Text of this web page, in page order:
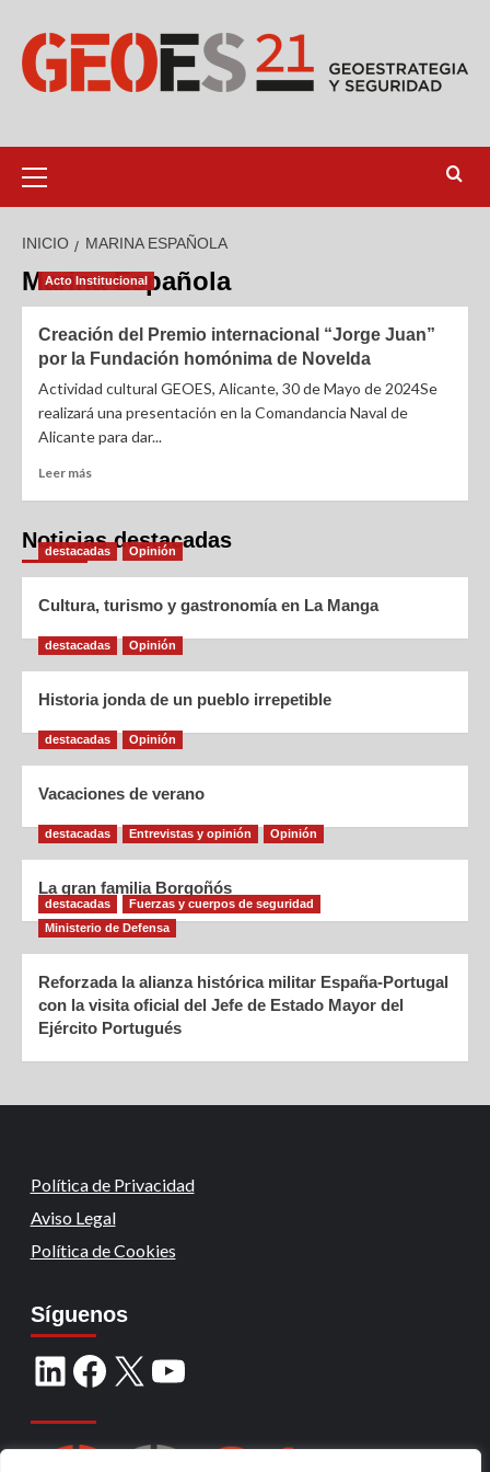
INICIO MARINA ESPAÑOLA
Marina Española
Acto Institucional
Creación del Premio internacional “Jorge Juan”
por la Fundación homónima de Novelda
Actividad cultural GEOES, Alicante, 30 de Mayo de 2024Se
realizará una presentación en la Comandancia Naval de
Alicante para dar...
Leer más
Noticias destacadas
destacadas Opinión
Cultura, turismo y gastronomía en La Manga
destacadas Opinión
Historia jonda de un pueblo irrepetible
destacadas Opinión
Vacaciones de verano
destacadas Entrevistas y opinión Opinión
La gran familia Borgoñós
destacadas
Fuerzas y cuerpos de seguridad
Ministerio de Defensa
Reforzada la alianza histórica militar España-Portugal
con la visita oficial del Jefe de Estado Mayor del
Ejército Portugués
Política de Privacidad
Aviso Legal
Política de Cookies
Síguenos